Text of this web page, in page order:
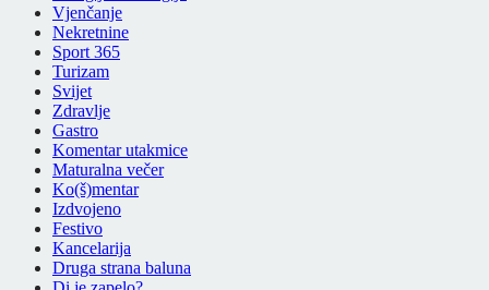
Vjenčanje
Nekretnine
Sport 365
Turizam
Svijet
Zdravlje
Gastro
Komentar utakmice
Maturalna večer
Ko(š)mentar
Izdvojeno
Festivo
Kancelarija
Druga strana baluna